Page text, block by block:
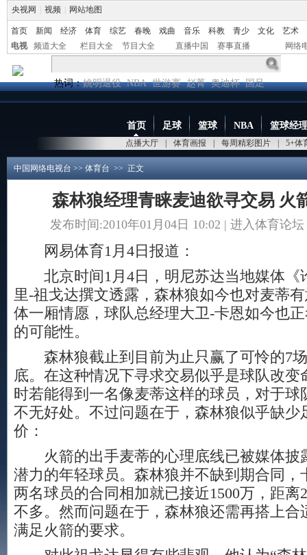
央视网 视频 网站地图
首页 新闻 经济 体育 综艺 春晚 戏曲 音乐 科教 青少 文化
艺术
电视
频道大全 栏目大全 节目大全 直播中国 赛事直播 网络
热词：姚明退役 NBA 世游赛 赵菁 奥迪杯 国足
首页
点播大厅 体育画报 每周精彩图片 5+体
足球 篮球 NBA 篮球经
中国网络电视台 >> 体育台 >> 正文
森林狼经理青睐麦迪欲寻交易 火
发布时间:2010年01月04日 10:02 | 进入体育论坛
网易体育1月4日报道：
北京时间1月4日，明尼苏达当地媒体《
里-祖戈达撰文透露，森林狼如今也对麦蒂
体一厢情愿，球队总经理大卫-卡恩如今也
的可能性。
森林狼截止到目前为止只赢了可怜的7
底。在这种情况下寻求交易似乎是球队改变
时若能得到一名像麦蒂这样的球员，对于球
不无好处。不过问题在于，森林狼似乎缺少
价：
火箭的出手麦蒂的心理底线已被媒体披
潜力的年轻球员。森林狼并不缺到期合同，
两名球员的合同相加就已接近1500万，距离
不多。然而问题在于，森林狼还需再搭上合
满足火箭的要求。